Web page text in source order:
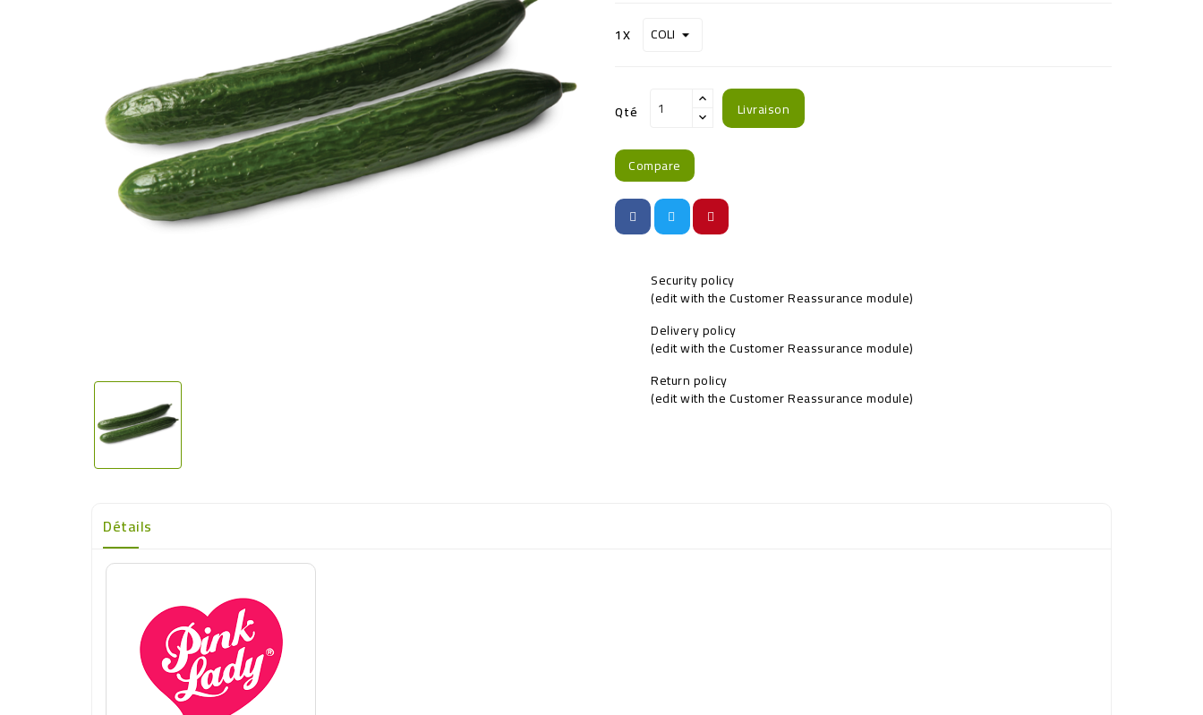
1X
Qté Livraison
Compare
Security policy
(edit with the Customer Reassurance module)
Delivery policy
(edit with the Customer Reassurance module)
Return policy
(edit with the Customer Reassurance module)
Détails